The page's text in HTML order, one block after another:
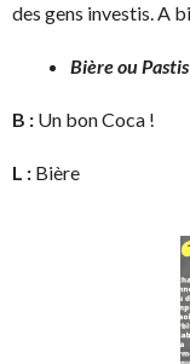
des gens investis. A
Bière ou
B : Un bon Coca !
L : Bière